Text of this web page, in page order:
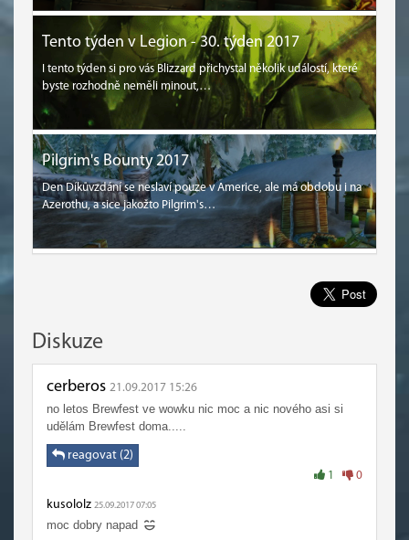
Tento týden v Legion - 30. týden 2017
I tento týden si pro vás Blizzard přichystal několik událostí, které
byste rozhodně neměli minout,…
Pilgrim's Bounty 2017
Den Díkůvzdání se neslaví pouze v Americe, ale má obdobu i na
Azerothu, a sice jakožto Pilgrim's…
Diskuze
cerberos 21.09.2017 15:26
no letos Brewfest ve wowku nic moc a nic nového asi si
udělám Brewfest doma.....
reagovat (2)
1 0
kusololz 25.09.2017 07:05
moc dobry napad